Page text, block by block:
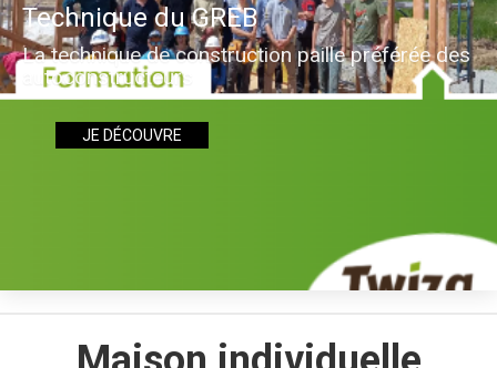
Technique du GREB
La technique de construction paille préférée des
autoconstructeurs
JE DÉCOUVRE